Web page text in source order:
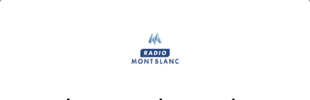
ingénieux, jeunes femmes ou jeunes hommes pour
inventer et piloter les technologies durables.